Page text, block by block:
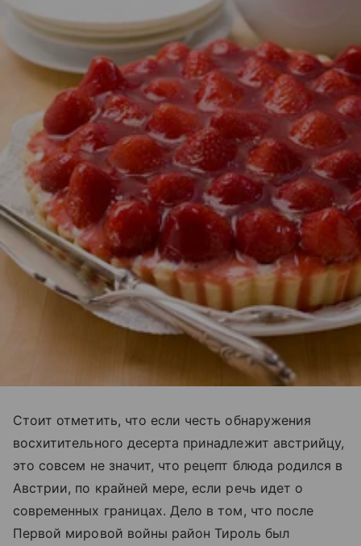
Стоит отметить, что если честь обнаружения
восхитительного десерта принадлежит австрийцу,
это совсем не значит, что рецепт блюда родился в
Австрии, по крайней мере, если речь идет о
современных границах. Дело в том, что после
Первой мировой войны район Тироль был